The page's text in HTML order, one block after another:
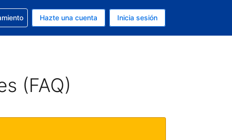
Dólar de EEUU
Tu idioma actual es Español
la reservaHazte una cuenta Inicia sesión
(FAQ)